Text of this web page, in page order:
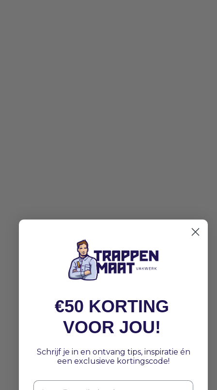
€50 KORTING
VOOR JOU!
Schrijf je in en ontvang tips, inspiratie én
een exclusieve kortingscode!
Email